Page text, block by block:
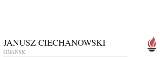
JANUSZ CIECHANOWSKI
GDAŃSK